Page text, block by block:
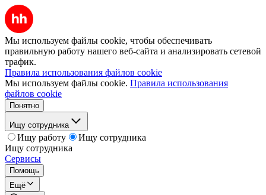
Мы используем файлы cookie, чтобы обеспечивать
правильную работу нашего веб-сайта и анализировать сетевой
трафик.
Правила использования файлов cookie
Мы используем файлы cookie. Правила использования
файлов cookie
Понятно
Ищу сотрудника
Ищу работу
Ищу сотрудника
Ищу сотрудника
Сервисы
Помощь
Ещё